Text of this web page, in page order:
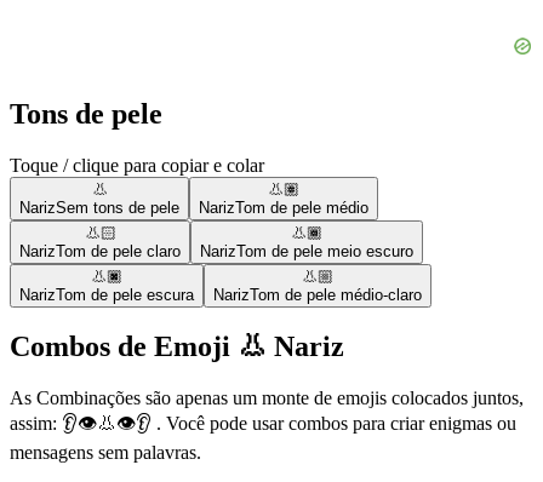
Tons de pele
Toque / clique para copiar e colar
👃
NarizSem tons de pele
👃🏽
NarizTom de pele médio
👃🏻
NarizTom de pele claro
👃🏾
NarizTom de pele meio escuro
👃🏿
NarizTom de pele escura
👃🏼
NarizTom de pele médio-claro
Combos de Emoji 👃 Nariz
As Combinações são apenas um monte de emojis colocados juntos,
assim: 👂👁️👃👁️👂 . Você pode usar combos para criar enigmas ou
mensagens sem palavras.